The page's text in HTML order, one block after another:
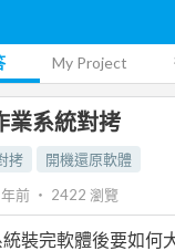
My Project
業系統對拷
拷
開機還原軟體
前 ‧ 2422 瀏覽
裝完軟體後要如何